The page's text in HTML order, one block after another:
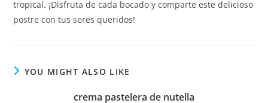
tropical. ¡Disfruta de cada bocado y comparte este delicioso
postre con tus seres queridos!
YOU MIGHT ALSO LIKE
crema pastelera de nutella